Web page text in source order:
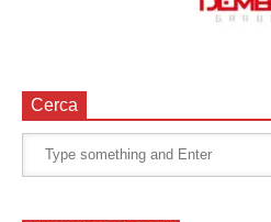
Cerca